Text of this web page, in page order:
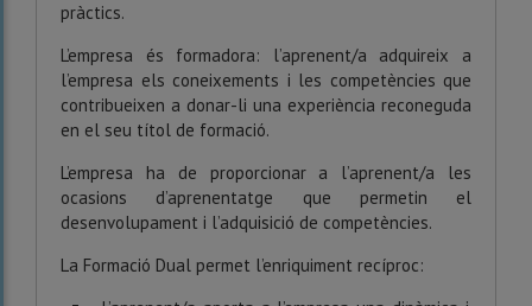
pràctics.
L’empresa és formadora: l’aprenent/a adquireix a
l’empresa els coneixements i les competències que
contribueixen a donar-li una experiència reconeguda
en el seu títol de formació.
L’empresa ha de proporcionar a l’aprenent/a les
ocasions d’aprenentatge que permetin el
desenvolupament i l’adquisició de competències.
La Formació Dual permet l’enriquiment recíproc: